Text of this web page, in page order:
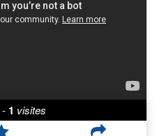
- 1 visites